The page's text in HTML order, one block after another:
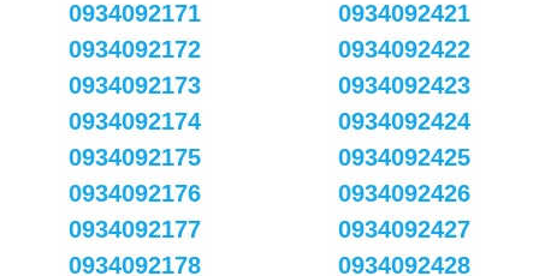
0934092171
0934092172
0934092173
0934092174
0934092175
0934092176
0934092177
0934092178
0934092421
0934092422
0934092423
0934092424
0934092425
0934092426
0934092427
0934092428